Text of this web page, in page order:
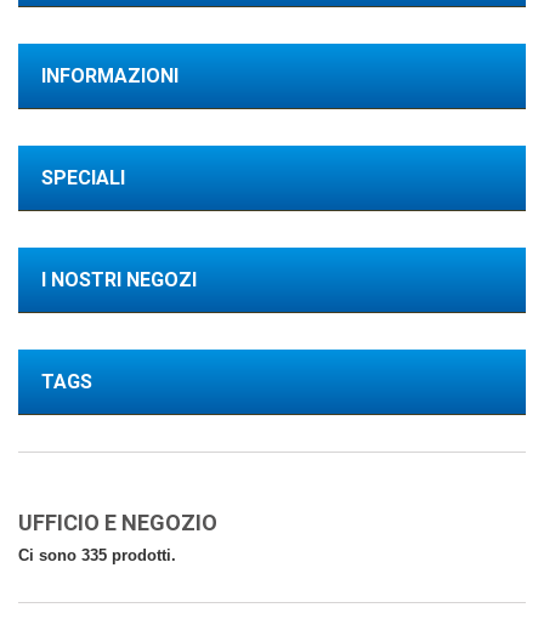
INFORMAZIONI
SPECIALI
I NOSTRI NEGOZI
TAGS
UFFICIO E NEGOZIO
Ci sono 335 prodotti.